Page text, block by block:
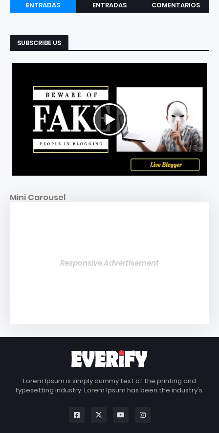
ENTRADAS
ENTRADAS
COMENTARIOS
SUBSCRIBE US
Mini Carousel
Responsive Advertisement
Lorem Ipsum is simply dummy text of the printing and
typesetting industry. Lorem Ipsum has been the industry's.